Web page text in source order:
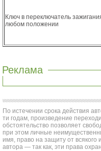
Ключ в переключатель
любом положении
Реклама
По истечении срока действия
ти годам, произведение
обстоятельство позволяет
при этом личные
имя, право на защиту от
автора — так как, эти права